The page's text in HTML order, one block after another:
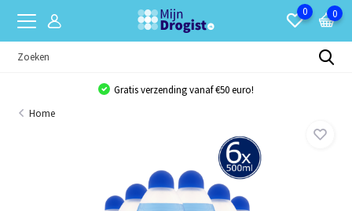
0 0
Gratis verzending vanaf €50 euro!
Home